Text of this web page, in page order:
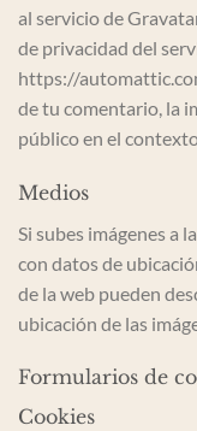
al servicio de
de privacidad del
https://
de tu comentario, la
público en el
Medios
Si subes imágenes a
con datos de
de la web pueden
ubicación de las
Formularios de
Cookies